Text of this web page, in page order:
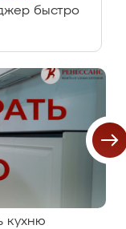
быстро
кухню